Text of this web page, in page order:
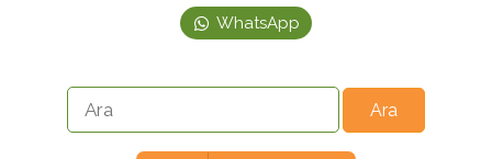
Japon Akmaz Yıkama
WhatsApp